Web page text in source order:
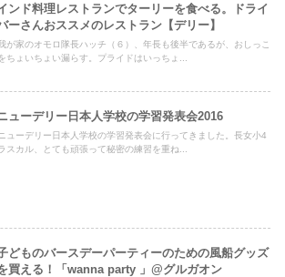
ンド料理レストランでターリーを食べる。ドライ
ーさんおススメのレストラン【デリー】
が家のオモロ隊長ハッチ（６）、年長も後半であるが、おしっこ
ちょいちょい漏らす。プライドはいっちょ...
ューデリー日本人学校の学習発表会2016
ニューデリー日本人学校の学習発表会に行ってきました。長女小4
スカル、とても頑張って秘密の練習を重ね...
どものバースデーパーティーのための風船グッズ
買える！「wanna party 」@グルガオン